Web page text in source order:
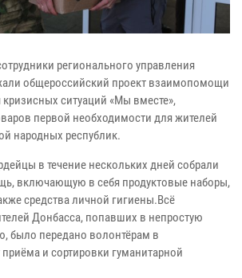
регионального управления
общероссийский проект взаимопомощи
ситуаций «Мы вместе»,
первой необходимости для жителей
народных республик.
в течение нескольких дней собрали
включающую в себя продуктовые наборы,
средства личной гигиены.Всё
Донбасса, попавших в непростую
было передано волонтёрам в
и сортировки гуманитарной